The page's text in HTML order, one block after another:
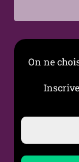
Occasions
Entretien
On ne